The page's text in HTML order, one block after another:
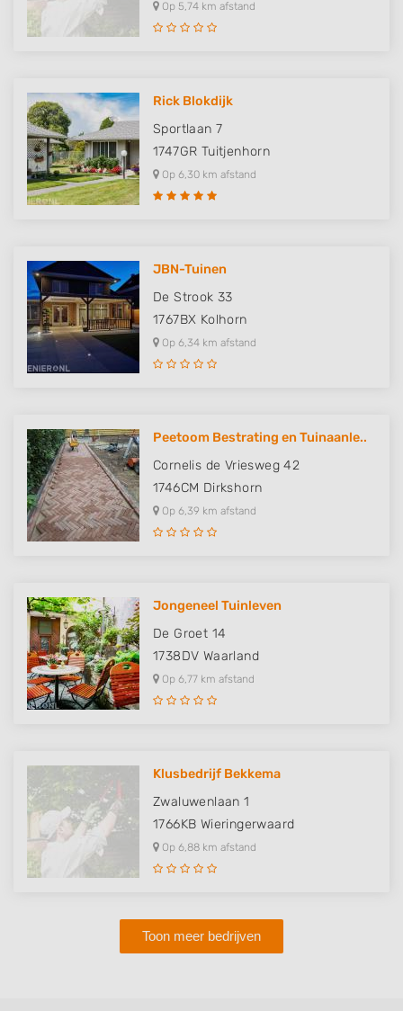
Op 5,74 km afstand
Rick Blokdijk
Sportlaan 7
1747GR Tuitjenhorn
Op 6,30 km afstand
JBN-Tuinen
De Strook 33
1767BX Kolhorn
Op 6,34 km afstand
Peetoom Bestrating en Tuinaanle..
Cornelis de Vriesweg 42
1746CM Dirkshorn
Op 6,39 km afstand
Jongeneel Tuinleven
De Groet 14
1738DV Waarland
Op 6,77 km afstand
Klusbedrijf Bekkema
Zwaluwenlaan 1
1766KB Wieringerwaard
Op 6,88 km afstand
Toon meer bedrijven